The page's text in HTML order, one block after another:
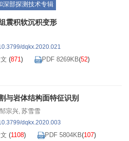
深部探测技术专辑
震积软沉积变形
dqkx.2020.021
(871) PDF 8269KB(52)
与岩体结构面特征识别
邹宗兴, 苏雪雪
dqkx.2020.003
(1108) PDF 5804KB(107)